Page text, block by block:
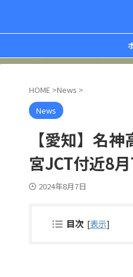
HOME >News >
News
【愛知】名
宮JCT付近8
2024年8月7日
目次 [表示]